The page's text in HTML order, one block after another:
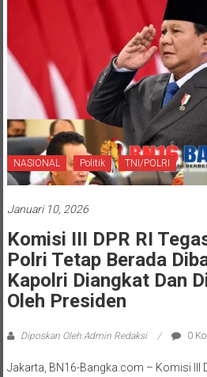
NASIONAL Politik TNI/POLRI
Januari 10, 2026
Komisi III DPR RI
Polri Tetap Berada
Kapolri Diangkat Dan
Oleh Presiden
Diposkan Oleh:Admin Redaksi 0
Jakarta, BN16-Bangka.com – Komisi III